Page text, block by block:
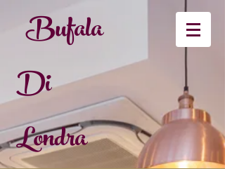
Bufala
Di
Londra